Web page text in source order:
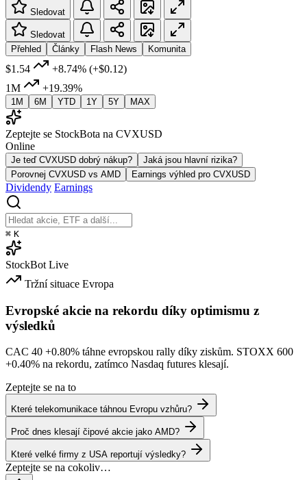
Sledovat
Sledovat
Přehled
Články Flash News Komunita
$1.54 +8.74% (+$0.12)
1M
+19.39%
1M 6M YTD 1Y 5Y MAX
Zeptejte se StockBota na CVXUSD
Online
Je teď CVXUSD dobrý nákup?
Jaká jsou hlavní rizika?
Porovnej CVXUSD vs AMD
Earnings výhled pro CVXUSD
Dividendy Earnings
⌘ K
StockBot Live
Tržní situace Evropa
Evropské akcie na rekordu díky optimismu z
výsledků
CAC 40 +0.80% táhne evropskou rally díky ziskům. STOXX 600
+0.40% na rekordu, zatímco Nasdaq futures klesají.
Zeptejte se na to
Které telekomunikace táhnou Evropu vzhůru?
Proč dnes klesají čipové akcie jako AMD?
Které velké firmy z USA reportují výsledky?